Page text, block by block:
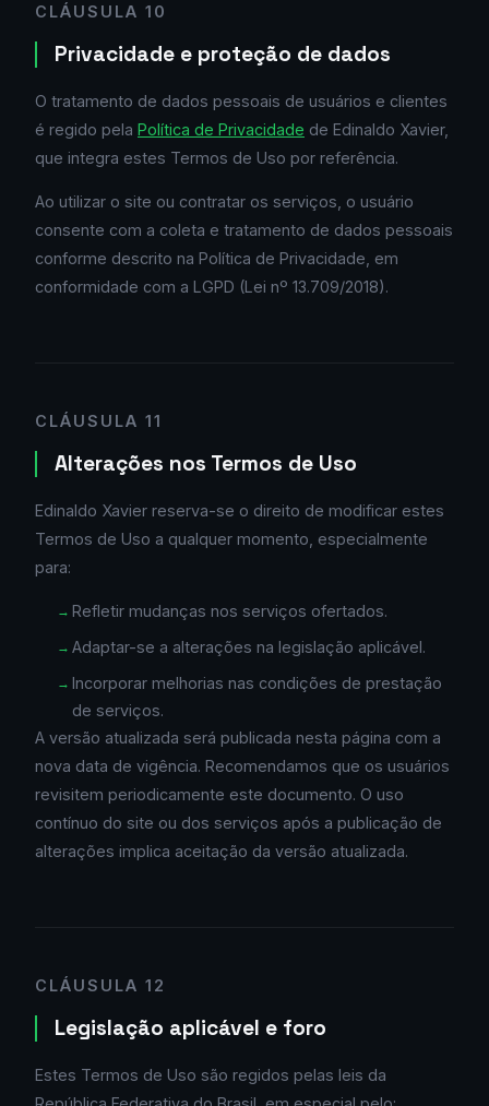
CLÁUSULA 10
Privacidade e proteção de dados
O tratamento de dados pessoais de usuários e clientes
é regido pela Política de Privacidade de Edinaldo Xavier,
que integra estes Termos de Uso por referência.
Ao utilizar o site ou contratar os serviços, o usuário
consente com a coleta e tratamento de dados pessoais
conforme descrito na Política de Privacidade, em
conformidade com a LGPD (Lei nº 13.709/2018).
CLÁUSULA 11
Alterações nos Termos de Uso
Edinaldo Xavier reserva-se o direito de modificar estes
Termos de Uso a qualquer momento, especialmente
para:
Refletir mudanças nos serviços ofertados.
Adaptar-se a alterações na legislação aplicável.
Incorporar melhorias nas condições de prestação
de serviços.
A versão atualizada será publicada nesta página com a
nova data de vigência. Recomendamos que os usuários
revisitem periodicamente este documento. O uso
contínuo do site ou dos serviços após a publicação de
alterações implica aceitação da versão atualizada.
CLÁUSULA 12
Legislação aplicável e foro
Estes Termos de Uso são regidos pelas leis da